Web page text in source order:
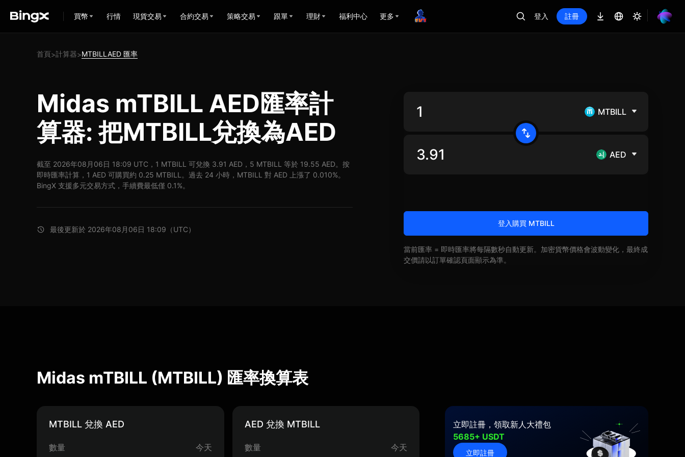
買幣 行情 現貨交易 合約交易 策略交易 跟單 理財 福利中心 更多 登入 註冊
首頁>計算器>MTBILLAED 匯率
Midas mTBILL AED匯率計
算器: 把MTBILL兌換為AED
截至 2026年08月06日 18:09 UTC，1 MTBILL 可兌換 3.91 AED，5 MTBILL 等於 19.55 AED。按
即時匯率計算，1 AED 可購買約 0.25 MTBILL。過去 24 小時，MTBILL 對 AED 上漲了 0.010%。
BingX 支援多元交易方式，手續費最低僅 0.1%。
最後更新於 2026年08月06日 18:09（UTC）
MTBILL
AED
登入購買 MTBILL
當前匯率 = 即時匯率將每隔數秒自動更新。加密貨幣價格會波動變化，最終成
交價請以訂單確認頁面顯示為準。
Midas mTBILL (MTBILL) 匯率換算表
MTBILL 兌換 AED
數量 今天
AED 兌換 MTBILL
數量 今天
立即註冊，領取新人大禮包
5685+ USDT
立即註冊